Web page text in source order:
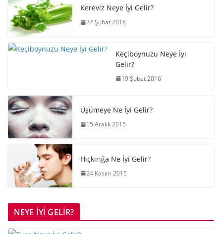
Kereviz Neye İyi Gelir?
22 Şubat 2016
Keçiboynuzu Neye İyi
Gelir?
19 Şubat 2016
Üşümeye Ne İyi Gelir?
15 Aralık 2015
Hıçkırığa Ne İyi Gelir?
24 Kasım 2015
NEYE İYİ GELİR?